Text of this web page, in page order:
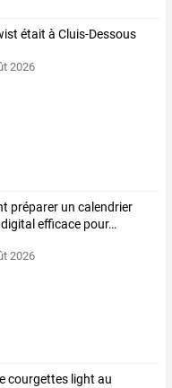
était à Cluis-Dessous
2026
préparer un calendrier
digital efficace pour…
2026
courgettes light au